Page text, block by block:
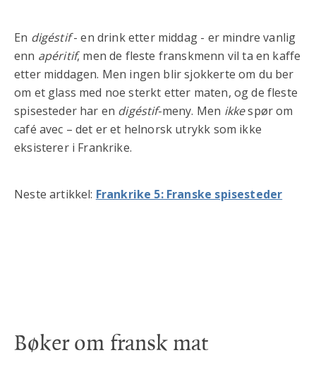
En digéstif- en drink etter middag - er mindre vanlig
enn apéritif, men de fleste franskmenn vil ta en kaffe
etter middagen. Men ingen blir sjokkerte om du ber
om et glass med noe sterkt etter maten, og de fleste
spisesteder har en digéstif-meny. Men ikkespør om
café avec – det er et helnorsk utrykk som ikke
eksisterer i Frankrike.
Neste artikkel: Frankrike 5: Franske spisesteder
Bøker om fransk mat